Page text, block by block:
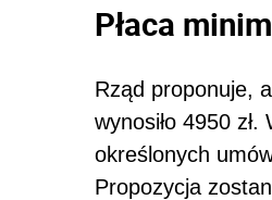
Płaca
Rząd proponuje,
wynosiło 4950
określonych
Propozycja